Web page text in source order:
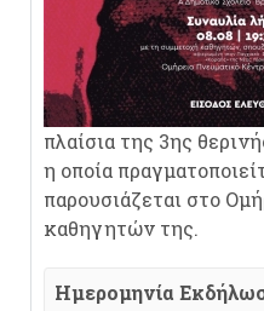
πλαίσια της 3ης
η οποία
παρουσιάζεται στο
καθηγητών της.
Ημερομηνία